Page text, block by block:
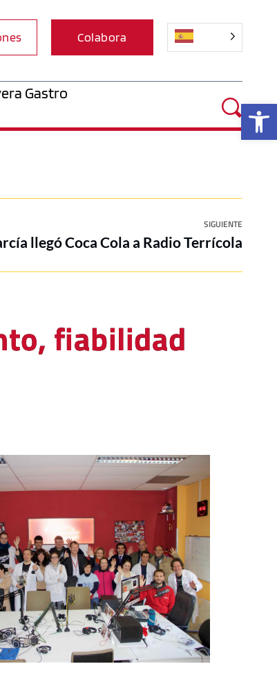
Colabora
Gastro
SIGUIENTE
llegó Coca Cola a Radio Terrícola
fiabilidad